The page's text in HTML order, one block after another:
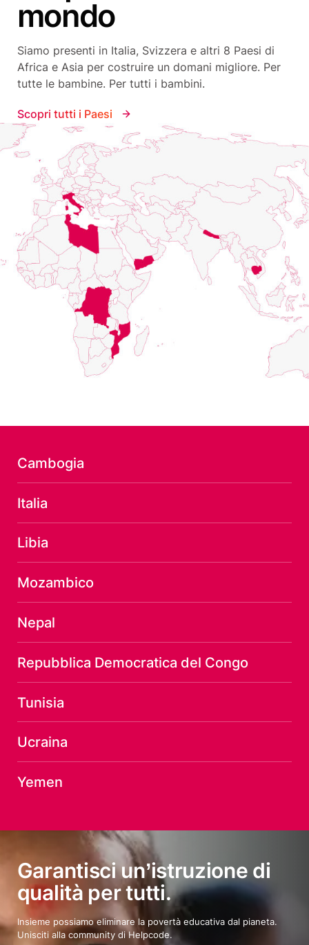
mondo
Siamo presenti in Italia, Svizzera e altri 8 Paesi di
Africa e Asia per costruire un domani migliore. Per
tutte le bambine. Per tutti i bambini.
Scopri tutti i Paesi
Cambogia
Italia
Libia
Mozambico
Nepal
Repubblica Democratica del Congo
Tunisia
Ucraina
Yemen
Garantisci un’istruzione di
qualità per tutti.
Insieme possiamo eliminare la povertà educativa dal pianeta.
Unisciti alla community di Helpcode.